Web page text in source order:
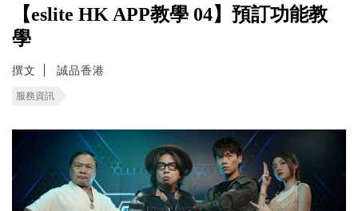
【eslite HK APP教學 04】預訂功能教
學
撰文 誠品香港
服務資訊